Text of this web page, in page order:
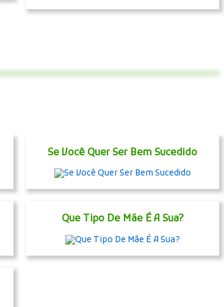
Se Você Quer Ser Bem Sucedido
Que Tipo De Mãe É A Sua?